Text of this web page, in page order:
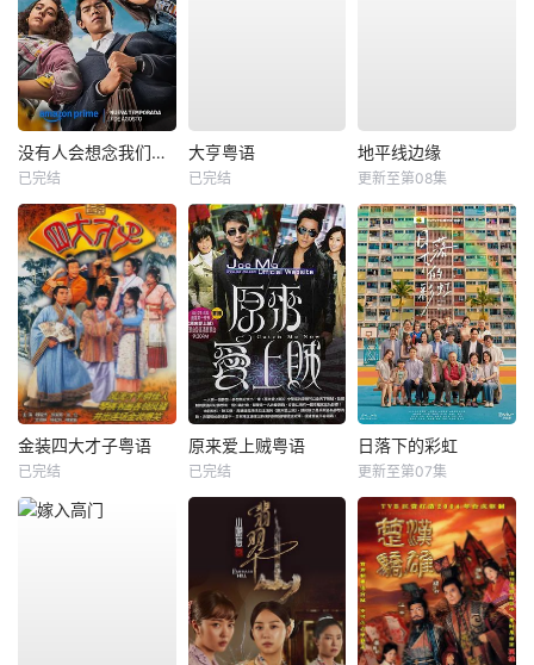
没有人会想念我们第二季
已完结
大亨粤语
已完结
地平线边缘
更新至第08集
金装四大才子粤语
已完结
原来爱上贼粤语
已完结
日落下的彩虹
更新至第07集